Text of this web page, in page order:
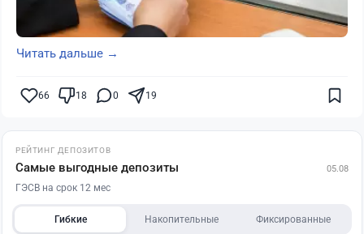
Читать дальше →
66 18 0 19
РЕЙТИНГ ДЕПОЗИТОВ
Самые выгодные депозиты 05.08
ГЭСВ на срок 12 мес
Гибкие Накопительные Фиксированные